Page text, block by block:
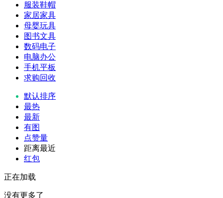
服装鞋帽
家居家具
母婴玩具
图书文具
数码电子
电脑办公
手机平板
求购回收
默认排序
最热
最新
有图
点赞量
距离最近
红包
正在加载
没有更多了